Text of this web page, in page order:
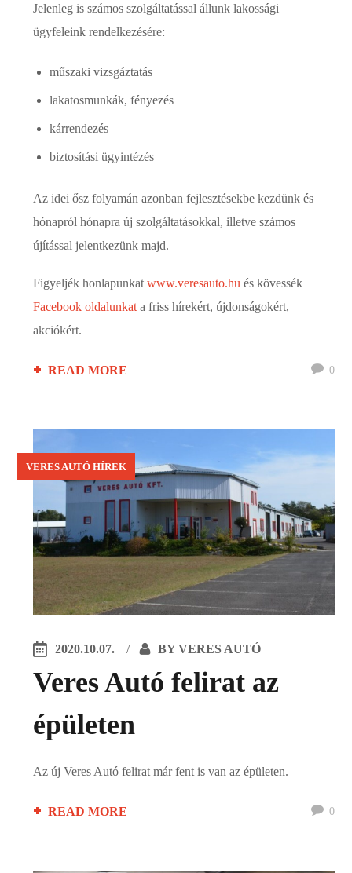
Jelenleg is számos szolgáltatással állunk lakossági
ügyfeleink rendelkezésére:
műszaki vizsgáztatás
lakatosmunkák, fényezés
kárrendezés
biztosítási ügyintézés
Az idei ősz folyamán azonban fejlesztésekbe kezdünk és
hónapról hónapra új szolgáltatásokkal, illetve számos
újítással jelentkezünk majd.
Figyeljék honlapunkatwww.veresauto.hu és kövessék
Facebook oldalunkat a friss hírekért, újdonságokért,
akciókért.
READ MORE 0
VERES AUTÓ HÍREK
2020.10.07. BYVERES AUTÓ
Veres Autó felirat az
épületen
Az új Veres Autó felirat már fent is van az épületen.
READ MORE 0